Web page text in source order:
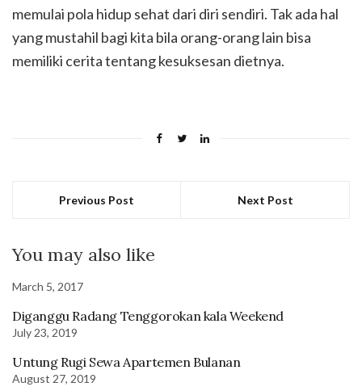
memulai pola hidup sehat dari diri sendiri. Tak ada hal
yang mustahil bagi kita bila orang-orang lain bisa
memiliki cerita tentang kesuksesan dietnya.
Previous Post Next Post
You may also like
March 5, 2017
Diganggu Radang Tenggorokan kala Weekend
July 23, 2019
Untung Rugi Sewa Apartemen Bulanan
August 27, 2019